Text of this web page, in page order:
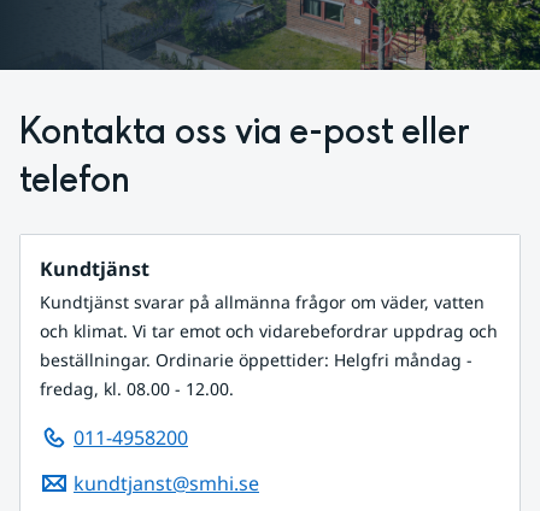
Kontakta oss via e-post eller
telefon
Kundtjänst
Kundtjänst svarar på allmänna frågor om väder, vatten
och klimat. Vi tar emot och vidarebefordrar uppdrag och
beställningar. Ordinarie öppettider: Helgfri måndag -
fredag, kl. 08.00 - 12.00.
011-4958200
kundtjanst@smhi.se